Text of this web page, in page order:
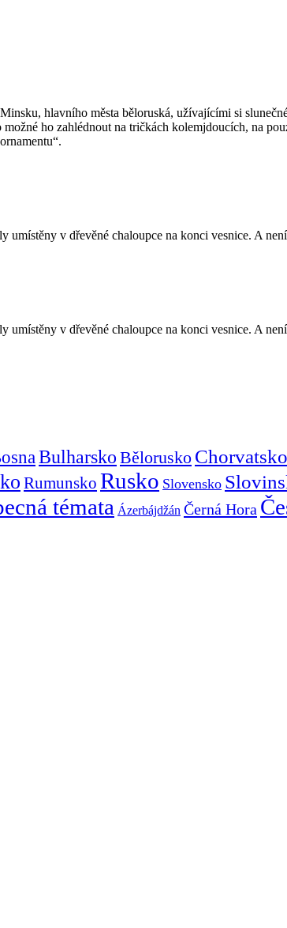
hlavního města běloruská, užívajícími si
ho zahlédnout na tričkách kolemjdoucích, na
umístěny v dřevěné chaloupce na konci vesnice. A
umístěny v dřevěné chaloupce na konci vesnice. A
Bulharsko Bělorusko Chorvatsko
Rumunsko Rusko Slovensko
témata Ázerbájdžán Černá Hora